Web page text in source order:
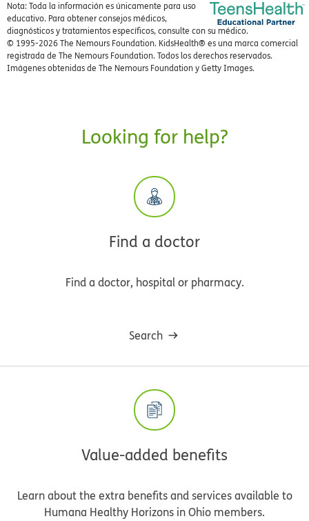
Nota: Toda la información es únicamente para uso
educativo. Para obtener consejos médicos,
diagnósticos y tratamientos específicos, consulte con su médico.
© 1995-2026 The Nemours Foundation. KidsHealth® es una marca comercial
registrada de The Nemours Foundation. Todos los derechos reservados.
Imágenes obtenidas de The Nemours Foundation y Getty Images.
Looking for help?
Find a doctor
Find a doctor, hospital or pharmacy.
Search
Value-added benefits
Learn about the extra benefits and services available to
Humana Healthy Horizons in Ohio members.